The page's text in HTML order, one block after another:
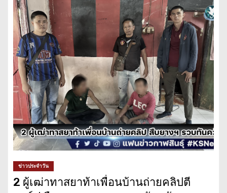
ข่าวประจำวัน
2 ผู้เฒ่าทาสยาท้าเพื่อนบ้านถ่ายคลิปตี